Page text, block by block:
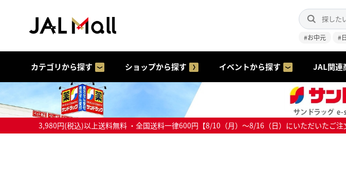
#お中元 #
カテゴリから探す ショップから探す イベントから探す JAL関連
3,980円(税込)以上送料無料 ・全国送料一律600円【8/10（月）～8/16（日）にいただいたご